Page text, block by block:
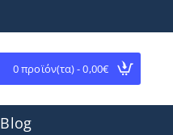
0 προϊόν(τα) - 0,00€
Blog